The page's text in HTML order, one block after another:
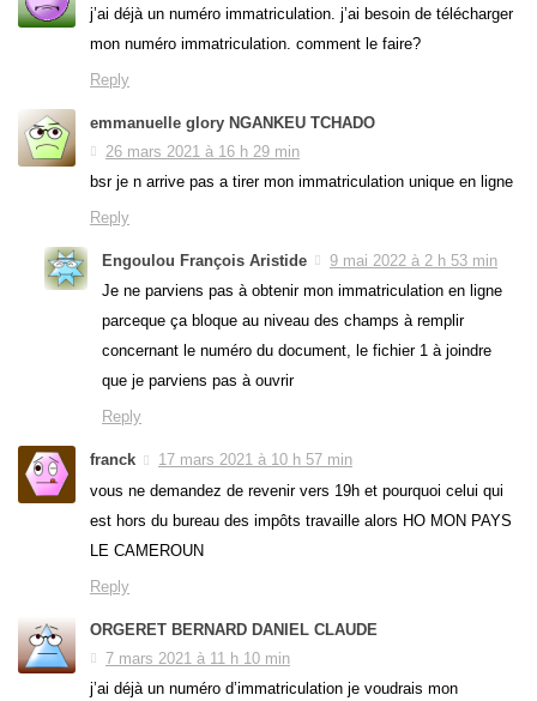
j’ai déjà un numéro immatriculation. j’ai besoin de télécharger
mon numéro immatriculation. comment le faire?
Reply
emmanuelle glory NGANKEU TCHADO
26 mars 2021 à 16 h 29 min
bsr je n arrive pas a tirer mon immatriculation unique en ligne
Reply
Engoulou François Aristide
9 mai 2022 à 2 h 53 min
Je ne parviens pas à obtenir mon immatriculation en ligne
parceque ça bloque au niveau des champs à remplir
concernant le numéro du document, le fichier 1 à joindre
que je parviens pas à ouvrir
Reply
franck
17 mars 2021 à 10 h 57 min
vous ne demandez de revenir vers 19h et pourquoi celui qui
est hors du bureau des impôts travaille alors HO MON PAYS
LE CAMEROUN
Reply
ORGERET BERNARD DANIEL CLAUDE
7 mars 2021 à 11 h 10 min
j’ai déjà un numéro d’immatriculation je voudrais mon